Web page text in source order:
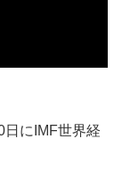
日にIMF世界経